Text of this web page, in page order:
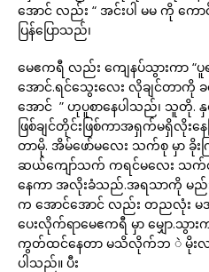
အောင် လည်း “ အင်းပါ မမ ကို ကော
ပြန်ပြောသည်၊
မေဧကရီ လည်း ကျေနပ်သွားကာ “ပူ
အောင်.ရင်သွေးလေး လိုချင်တာကို ခ
အောင် ” ဟုပူစာနေပါသည်၊ သူတို.
ဖြစ်ချင်တိုင်းဖြစ်ကာအရှက်မရှိလိုး
တာမို. အိမ်ဖော်မလေး သက်စု မှာ ခို
ဆယ်ကျော်သက် ကရင်မလေး သက်
နေကာ အလိုးခံသည်.အရသာကို မည်း
က အောင်အောင် လည်း တညလုံး မ
ပေးလိုက်ရာမေဧကရီ မှာ မျှော.
ကွတ်ထင်နေတာ မသိလိုက်ဘ ဲ မိုးလင်
ပါသည်။ ပီး